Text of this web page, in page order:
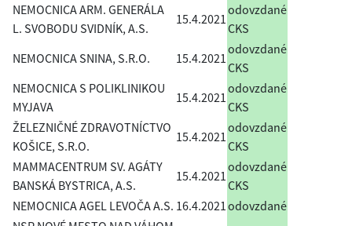
NEMOCNICA ARM. GENERÁLA
L. SVOBODU SVIDNÍK, A.S.
15.4.2021
odovzdané
CKS
NEMOCNICA SNINA, S.R.O.
15.4.2021
odovzdané
CKS
NEMOCNICA S POLIKLINIKOU
MYJAVA
15.4.2021
odovzdané
CKS
ŽELEZNIČNÉ ZDRAVOTNÍCTVO
KOŠICE, S.R.O.
15.4.2021
odovzdané
CKS
MAMMACENTRUM SV. AGÁTY
BANSKÁ BYSTRICA, A.S.
15.4.2021
odovzdané
CKS
NEMOCNICA AGEL LEVOČA A.S. 16.4.2021 odovzdané